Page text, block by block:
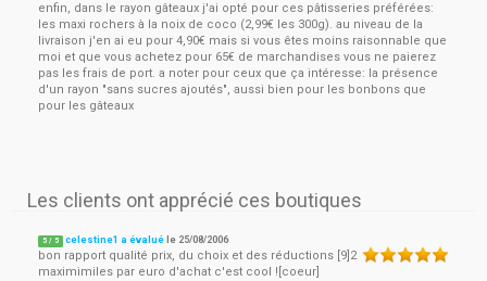
enfin, dans le rayon gâteaux j'ai opté pour ces pâtisseries préférées:
les maxi rochers à la noix de coco (2,99€ les 300g). au niveau de la
livraison j'en ai eu pour 4,90€ mais si vous êtes moins raisonnable que
moi et que vous achetez pour 65€ de marchandises vous ne paierez
pas les frais de port. a noter pour ceux que ça intéresse: la présence
d'un rayon "sans sucres ajoutés", aussi bien pour les bonbons que
pour les gâteaux
Les clients ont apprécié ces boutiques
5 / 5 celestine1 a évalué le 25/08/2006
bon rapport qualité prix, du choix et des réductions [9]2
maximimiles par euro d'achat c'est cool ![coeur]